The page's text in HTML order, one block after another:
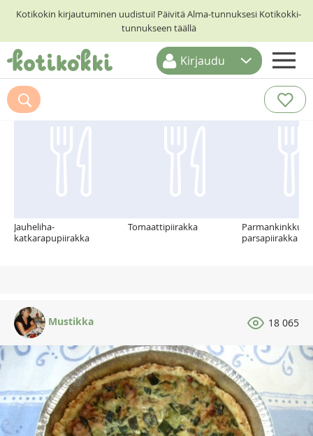
Kotikokin kirjautuminen uudistui! Päivitä Alma-tunnuksesi Kotikokki-
tunnukseen täällä
ETUSIVU
RESEPTIHAKU
Kirjaudu
Suosittelemme myös
Jauheliha-
katkarapupiirakka
Tomaattipiirakka
Parmankinkku-
parsapiirakka
Mustikka 18 065